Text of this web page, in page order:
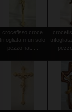
crocefisso croce
trifogliata in un solo
pezzo nat. ...